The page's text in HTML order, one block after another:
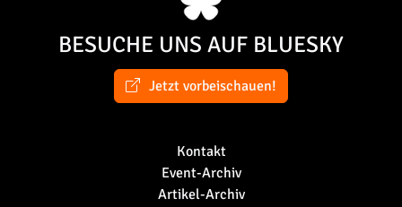
BESUCHE UNS AUF BLUESKY
Jetzt vorbeischauen!
Kontakt
Event-Archiv
Artikel-Archiv